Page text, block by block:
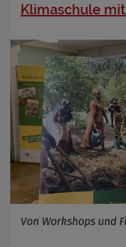
Klimaschule
Von Workshops und